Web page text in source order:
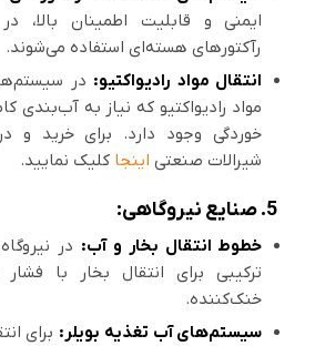
ایمنی و قابلیت اطمینان بالا،
رآکتورهای هسته‌ای استفاده می‌شوند.
انتقال مواد رادیواکتیو: در
مواد رادیواکتیو که نیاز به آب‌بندی
خوردگی وجود دارد. برای خرید و
شیرالات صنعتی اینجا کلیک نمایید.
5. صنایع نیروگاهی:
خطوط انتقال بخار و آب: در
ترکیبی برای انتقال بخار با
خنک‌کننده.
سیستم‌های آب تغذیه بویلر: برای